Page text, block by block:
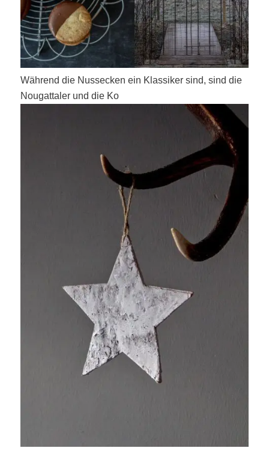
Während die Nussecken ein Klassiker sind, sind die
Nougattaler und die Ko